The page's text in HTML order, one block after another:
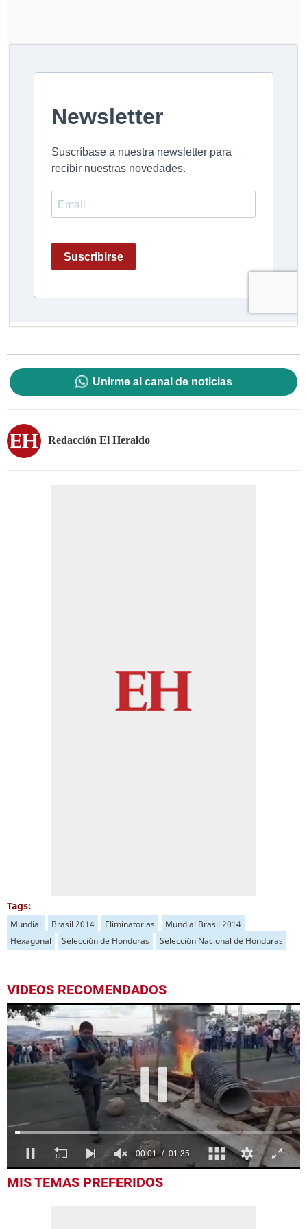
Unirme al canal de noticias
Redacción El Heraldo
Tags:
Mundial Brasil 2014 Eliminatorias
Mundial Brasil 2014
Hexagonal
Selección de Honduras Selección Nacional de Honduras
VIDEOS RECOMENDADOS
seconds
MIS TEMAS PREFERIDOS